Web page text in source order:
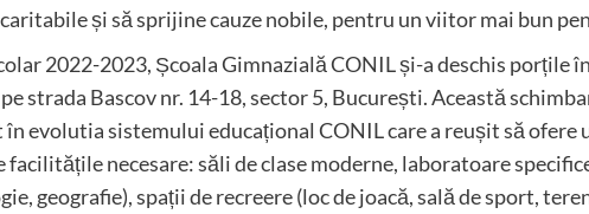
și să sprijine cauze nobile, pentru un viitor mai bun
2022-2023, Școala Gimnazială CONIL și-a deschis porțile
strada Bascov nr. 14-18, sector 5, București. Această
evolutia sistemului educațional CONIL care a reușit să ofere
facilitățile necesare: săli de clase moderne, laboratoare
geografie), spații de recreere (loc de joacă, sală de sport,